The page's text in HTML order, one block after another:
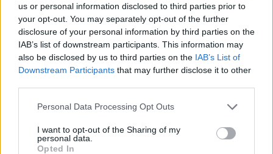
us or personal information disclosed to third parties prior to
your opt-out. You may separately opt-out of the further
disclosure of your personal information by third parties on the
IAB’s list of downstream participants. This information may
also be disclosed by us to third parties on the IAB’s List of
Downstream Participants that may further disclose it to other
Personal Data Processing Opt Outs
I want to opt-out of the Sharing of my
personal data.
Opted In
11:55
Σορός 57χρονης στον Λυκαβηττό: Τι εξετάζουν οι αρχές
για τη μοιραία πτώση
11:49
Ηράκλειο: Σοβαρή βλάβη στη γεώτρηση των Βασιλειών –
Χονγκ Κονγκ